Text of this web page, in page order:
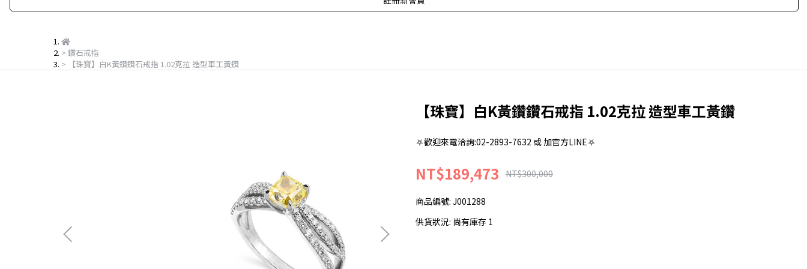
鑽石戒指
【珠寶】白K黃鑽鑽石戒指 1.02克拉 造型車工黃鑽
【珠寶】白K黃鑽鑽石戒指 1.02克拉 造型車工黃鑽
⛧歡迎來電洽詢:02-2893-7632 或 加官方LINE⛧
NT$189,473 NT$300,000
商品編號: J001288
供貨狀況: 尚有庫存 1